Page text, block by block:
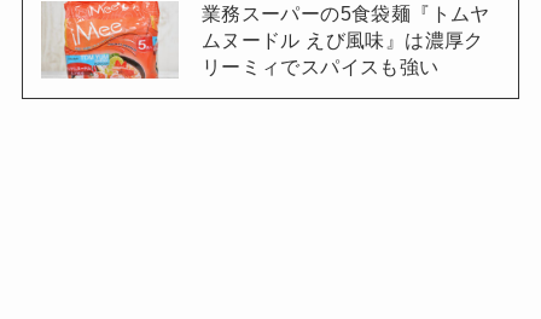
業務スーパーの5食袋麺『トムヤ
ムヌードル えび風味』は濃厚ク
リーミィでスパイスも強い